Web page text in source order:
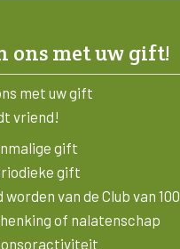
ons met uw gift!
met uw gift
vriend!
gift
gift
worden van de Club van 100
of nalatenschap